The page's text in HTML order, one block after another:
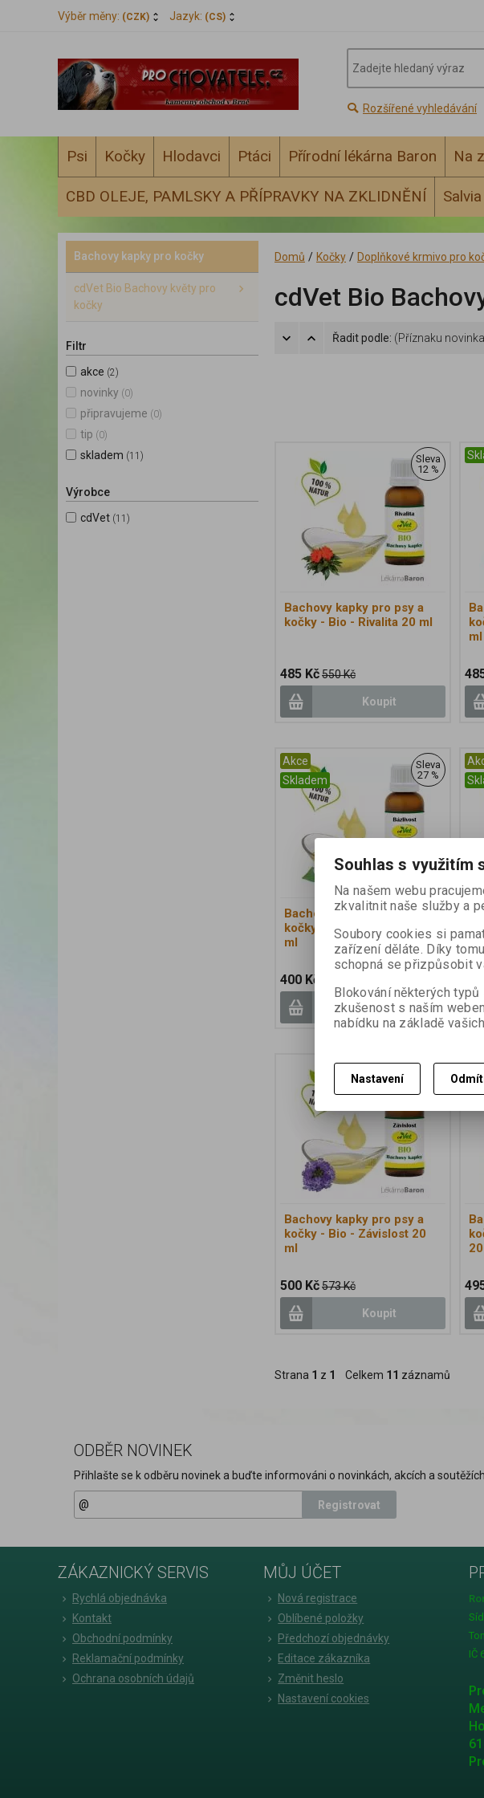
Výběr měny: (CZK) Jazyk: (CS)
Rozšířené vyhledávání
Psi Kočky Hlodavci Ptáci Přírodní lékárna Baron Na
CBD OLEJE, PAMLSKY A PŘÍPRAVKY NA ZKLIDNĚNÍ
Bachovy kapky pro kočky
cdVet Bio Bachovy květy pro
kočky
Filtr
akce (2)
novinky (0)
připravujeme (0)
tip (0)
skladem (11)
Výrobce
cdVet (11)
Domů / Kočky / Doplňkové krmivo pro
cdVet Bio
Řadit podle: (Příznaku
Sleva
12 %
Bachovy kapky pro psy a
kočky - Bio - Rivalita 20 ml
485 Kč550 Kč
Koupit
ml
Akce
Skladem
Sleva
27 %
Bachovy kapky pro psy a
kočky - Bio - Bázlivost 20
ml
400 Kč
Koupit
Bachovy kapky pro psy a
kočky - Bio - Závislost 20
ml
500 Kč573 Kč
Koupit
Strana 1 z 1 Celkem 11 záznamů
ODBĚR NOVINEK
Přihlašte se k odběru novinek a buďte informováni o novinkách, akcích a soutěžích.
Registrovat
ZÁKAZNICKÝ SERVIS
Rychlá objednávka
Kontakt
Obchodní podmínky
Reklamační podmínky
Ochrana osobních údajů
MŮJ ÚČET
Nová registrace
Oblíbené položky
Předchozí objednávky
Editace zákazníka
Změnit heslo
Nastavení cookies
IČ
Souhlas s využitím
Na našem webu
zkvalitnit naše služby a
Soubory cookies si
zařízení děláte. Díky
schopná se přizpůsobit
Blokování některých
zkušenost s naším
nabídku na základě
Nastavení